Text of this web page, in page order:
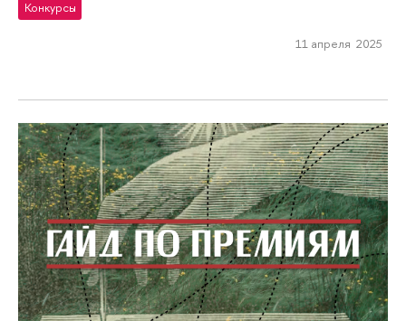
Конкурсы
11 апреля 2025